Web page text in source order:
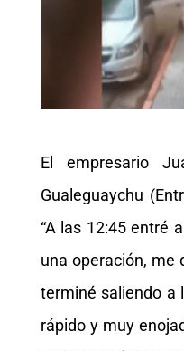
El empresario
Gualeguaychu
“A las 12:45 entré
una operación, me
terminé saliendo a
rápido y muy